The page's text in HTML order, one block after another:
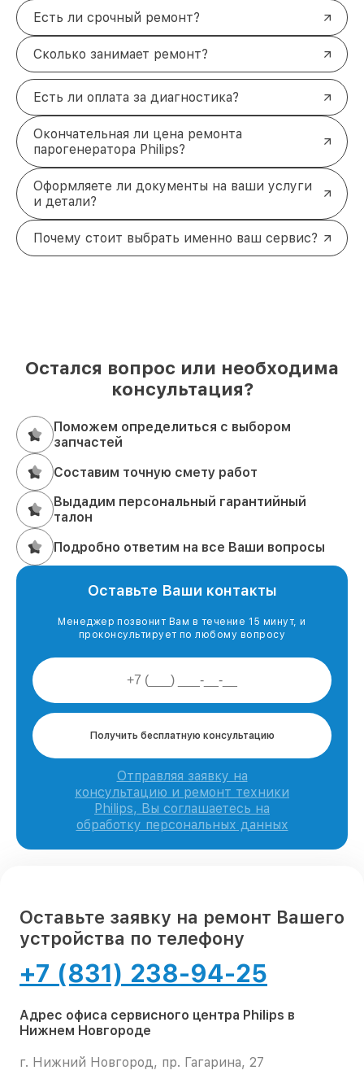
Есть ли срочный ремонт?
Сколько занимает ремонт?
Есть ли оплата за диагностика?
Окончательная ли цена ремонта
парогенератора Philips?
Оформляете ли документы на ваши услуги
и детали?
Почему стоит выбрать именно ваш сервис?
Остался вопрос или необходима
консультация?
Поможем определиться с выбором
запчастей
Составим точную смету работ
Выдадим персональный гарантийный
талон
Подробно ответим на все Ваши вопросы
Оставьте Ваши контакты
Менеджер позвонит Вам в течение 15 минут, и
проконсультирует по любому вопросу
Получить бесплатную консультацию
Отправляя заявку на
консультацию и ремонт техники
Philips, Вы соглашаетесь на
обработку персональных данных
Оставьте заявку на ремонт Вашего
устройства по телефону
+7 (831) 238-94-25
Адрес офиса сервисного центра Philips в
Нижнем Новгороде
г. Нижний Новгород, пр. Гагарина, 27